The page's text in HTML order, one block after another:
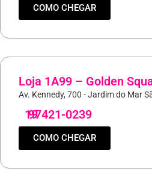
COMO CHEGAR
Loja 1A99 – Golden
Av. Kennedy, 700 - Jardim do Mar
19
97421-0239
COMO CHEGAR